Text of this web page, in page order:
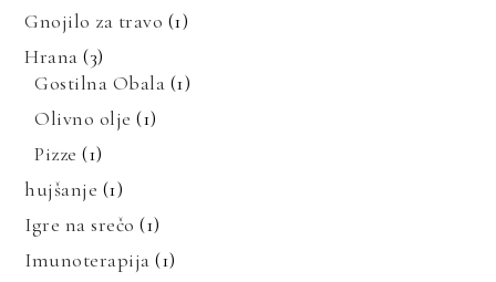
Gnojilo za travo (1)
Hrana (3)
Gostilna Obala (1)
Olivno olje (1)
Pizze (1)
hujšanje (1)
Igre na srečo (1)
Imunoterapija (1)